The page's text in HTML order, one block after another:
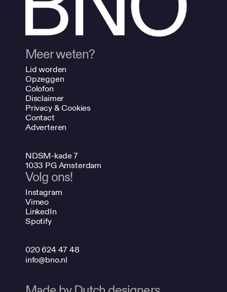
Meer weten?
Lid worden
Opzeggen
Colofon
Disclaimer
Privacy & Cookies
Contact
Adverteren
NDSM-kade 7
1033 PG Amsterdam
Volg ons!
Instagram
Vimeo
LinkedIn
Spotify
020 624 47 48
info@bno.nl